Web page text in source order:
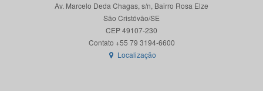
Av. Marcelo Deda Chagas, s/n, Bairro Rosa Elze
São Cristóvão/SE
CEP 49107-230
Localização